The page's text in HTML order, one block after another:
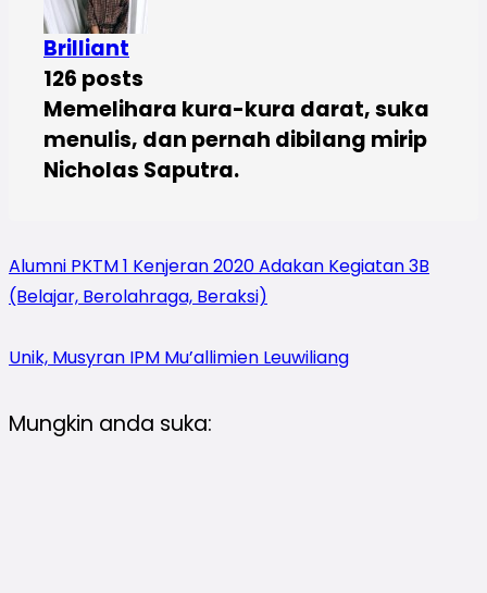
Brilliant
126 posts
Memelihara kura-kura darat, suka
menulis, dan pernah dibilang mirip
Nicholas Saputra.
Alumni PKTM 1 Kenjeran 2020 Adakan Kegiatan 3B
(Belajar, Berolahraga, Beraksi)
Unik, Musyran IPM Mu’allimien Leuwiliang
Mungkin anda suka: